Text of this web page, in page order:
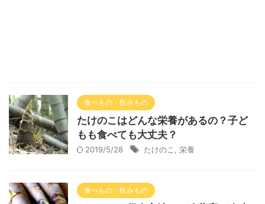
食べもの・飲みもの
たけのこはどんな栄養があるの？子ど
もも食べても大丈夫？
2019/5/28 たけのこ 栄養
食べもの・飲みもの